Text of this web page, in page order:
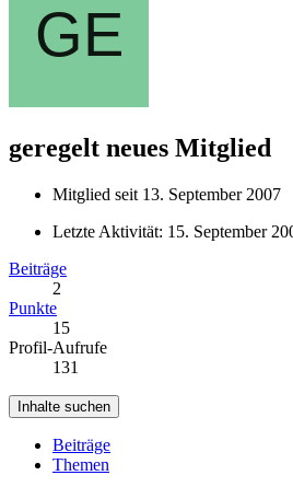
geregelt neues Mitglied
Mitglied seit 13. September 2007
Letzte Aktivität: 15. September
Beiträge
2
Punkte
15
Profil-Aufrufe
131
Inhalte suchen
Beiträge
Themen